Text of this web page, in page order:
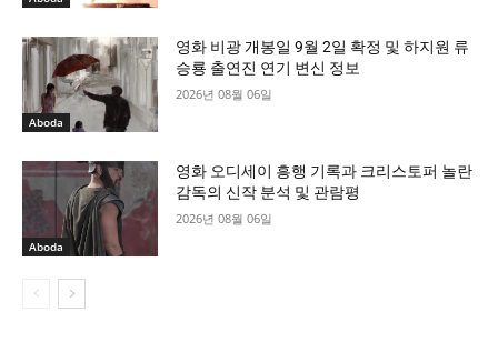
Aboda
영화 비광 개봉일 9월 2일 확정 및 하지원 류
승룡 출연진 연기 변신 정보
2026년 08월 06일
Aboda
영화 오디세이 흥행 기록과 크리스토퍼 놀란
감독의 신작 분석 및 관람평
2026년 08월 06일